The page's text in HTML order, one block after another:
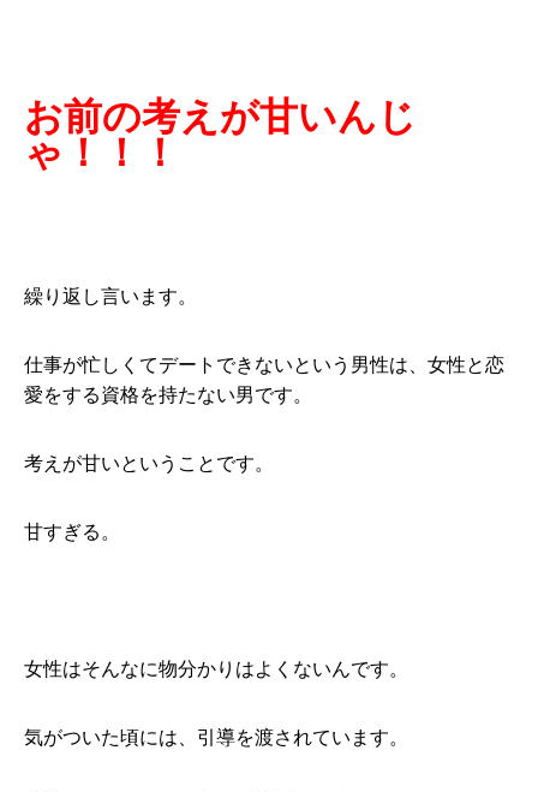
お前の考えが甘いんじ
ゃ！！！
繰り返し言います。
仕事が忙しくてデートできないという男性は、女性と恋
愛をする資格を持たない男です。
考えが甘いということです。
甘すぎる。
女性はそんなに物分かりはよくないんです。
気がついた頃には、引導を渡されています。